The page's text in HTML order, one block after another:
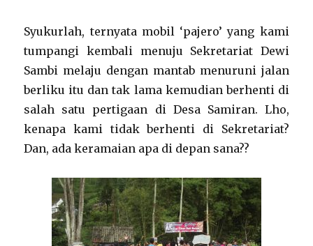
Syukurlah, ternyata mobil ‘pajero’ yang kami
tumpangi kembali menuju Sekretariat Dewi
Sambi melaju dengan mantab menuruni jalan
berliku itu dan tak lama kemudian berhenti di
salah satu pertigaan di Desa Samiran. Lho,
kenapa kami tidak berhenti di Sekretariat?
Dan, ada keramaian apa di depan sana??